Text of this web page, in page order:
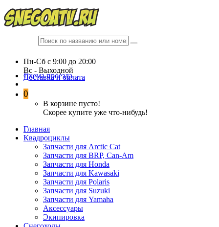
Пн-Сб c 9:00 до 20:00
Вc - Выходной
Схема проезда
Доставка и оплата
0
В корзине пусто!
Скорее купите уже что-нибудь!
Главная
Квадроциклы
Запчасти для Arctic Cat
Запчасти для BRP, Can-Am
Запчасти для Honda
Запчасти для Kawasaki
Запчасти для Polaris
Запчасти для Suzuki
Запчасти для Yamaha
Аксессуары
Экипировка